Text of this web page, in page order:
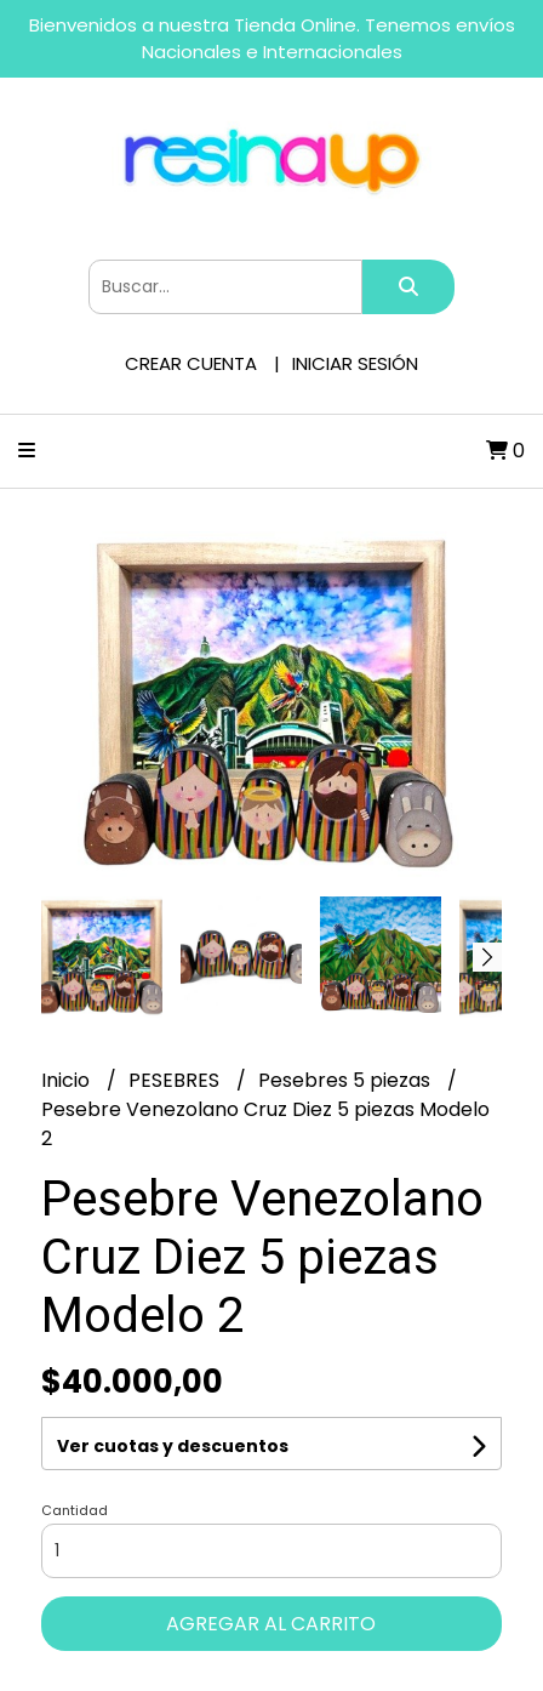
Bienvenidos a nuestra Tienda Online. Tenemos envíos
Nacionales e Internacionales
CREAR CUENTA INICIAR SESIÓN
0
Inicio PESEBRES
Pesebres 5 piezas
Pesebre Venezolano Cruz Diez 5 piezas Modelo
2
Pesebre Venezolano
Cruz Diez 5 piezas
Modelo 2
$40.000,00
Ver cuotas y descuentos
Cantidad
AGREGAR AL CARRITO